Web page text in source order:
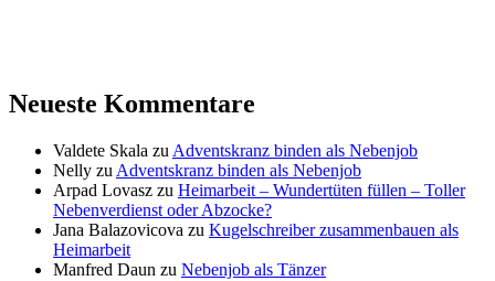
Neueste Kommentare
Valdete Skala zu Adventskranz binden als Nebenjob
Nelly zu Adventskranz binden als Nebenjob
Arpad Lovasz zu Heimarbeit – Wundertüten füllen – Toller
Nebenverdienst oder Abzocke?
Jana Balazovicova zu Kugelschreiber zusammenbauen als
Heimarbeit
Manfred Daun zu Nebenjob als Tänzer